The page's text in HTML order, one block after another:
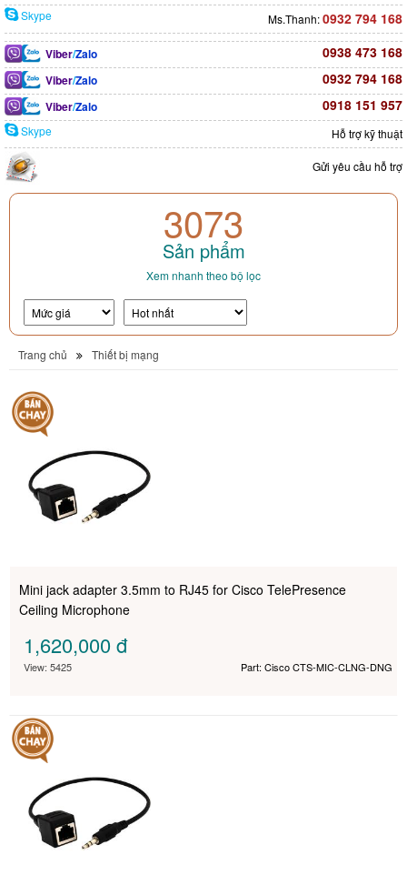
Skype Ms.Thanh:0932 794 168
Viber/Zalo 0938 473 168
Viber/Zalo 0932 794 168
Viber/Zalo 0918 151 957
Skype Hỗ trợ kỹ thuật
Gửi yêu cầu hỗ trợ
3073
Sản phẩm
Xem nhanh theo bộ lọc
Trang chủ Thiết bị mạng
Mini jack adapter 3.5mm to RJ45 for Cisco TelePresence
Ceiling Microphone
1,620,000đ
View: 5425 Part: Cisco CTS-MIC-CLNG-DNG